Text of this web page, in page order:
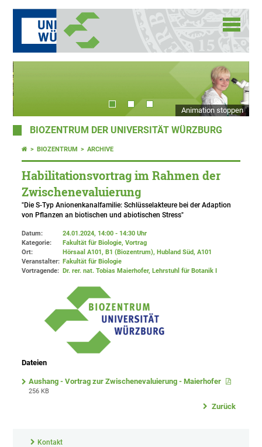
Animation stoppen
BIOZENTRUM DER UNIVERSITÄT WÜRZBURG
BIOZENTRUM ARCHIVE
Habilitationsvortrag im Rahmen der
Zwischenevaluierung
"Die S-Typ Anionenkanalfamilie: Schlüsselakteure bei der Adaption
von Pflanzen an biotischen und abiotischen Stress"
Datum:
24.01.2024, 14:00 - 14:30 Uhr
Kategorie:
Fakultät für Biologie, Vortrag
Ort:
Hörsaal A101, B1 (Biozentrum), Hubland Süd, A101
Veranstalter: Fakultät für Biologie
Vortragende:
Dr. rer. nat. Tobias Maierhofer, Lehrstuhl für Botanik I
Dateien
Aushang - Vortrag zur Zwischenevaluierung - Maierhofer
256 KB
Zurück
Kontakt